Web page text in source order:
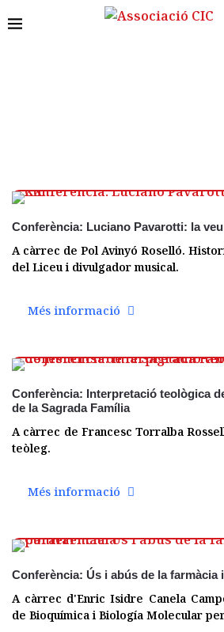
Conferència: Luciano Pavarotti: la
A càrrec de Pol Avinyó Roselló.
del Liceu i divulgador musical.
Més informació
Conferència: Interpretació teològica
de la Sagrada Família
A càrrec de Francesc Torralba
teòleg.
Més informació
Conferència: Ús i abús de la farmàcia
A càrrec d'Enric Isidre Canela
de Bioquímica i Biología Molecular